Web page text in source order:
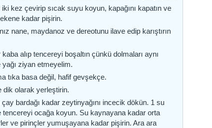
kez çevirip sıcak suyu koyun, kapağını kapatın ve
kadar pişirin.
nane, maydanoz ve dereotunu ilave edip karıştırın
kaba alıp tencereyi boşaltın çünkü dolmaları aynı
ziyan etmeyelim.
tıka basa değil, hafif gevşekçe.
dik olarak yerleştirin.
bardağı kadar zeytinyağını incecik dökün. 1 su
tencereyi ocağa koyun. Su kaynayana kadar orta
ve pirinçler yumuşayana kadar pişirin. Ara ara